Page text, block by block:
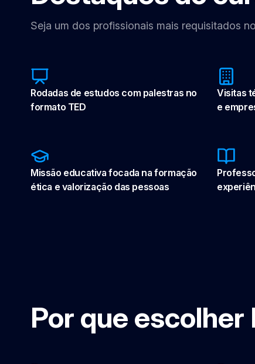
Seja um dos profissionais mais requisitados
Rodadas de estudos com palestras no
formato TED
Visitas
e
Missão educativa focada na formação
ética e valorização das pessoas
Por que